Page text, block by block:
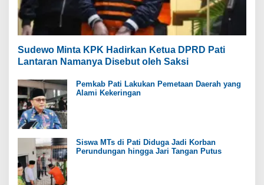
Sudewo Minta KPK Hadirkan Ketua DPRD Pati
Lantaran Namanya Disebut oleh Saksi
Pemkab Pati Lakukan Pemetaan Daerah yang
Alami Kekeringan
Siswa MTs di Pati Diduga Jadi Korban
Perundungan hingga Jari Tangan Putus